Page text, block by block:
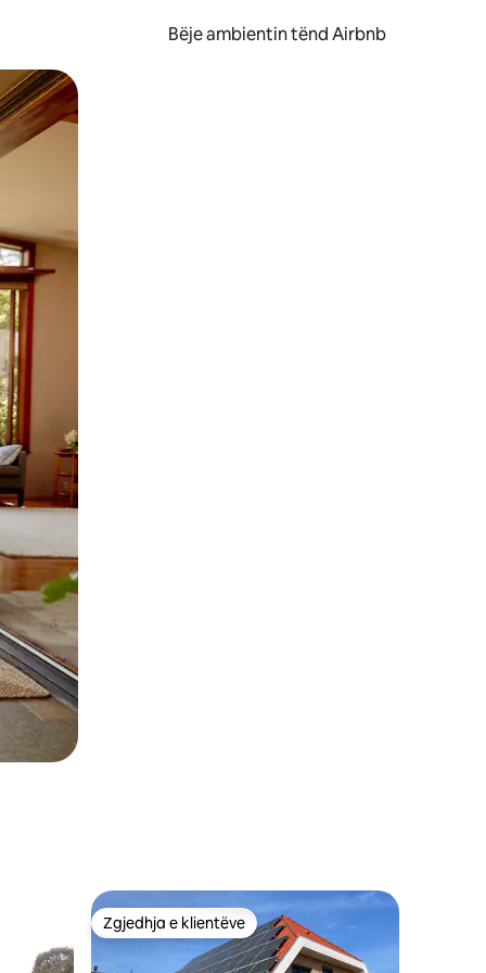
Bëje ambientin tënd Airbnb
ekranin.
Zgjedhja e klientëve
Zgjedhja e klientëve